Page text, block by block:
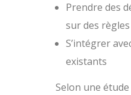
Prendre des
sur des
S’intégrer
existants
Selon une étude